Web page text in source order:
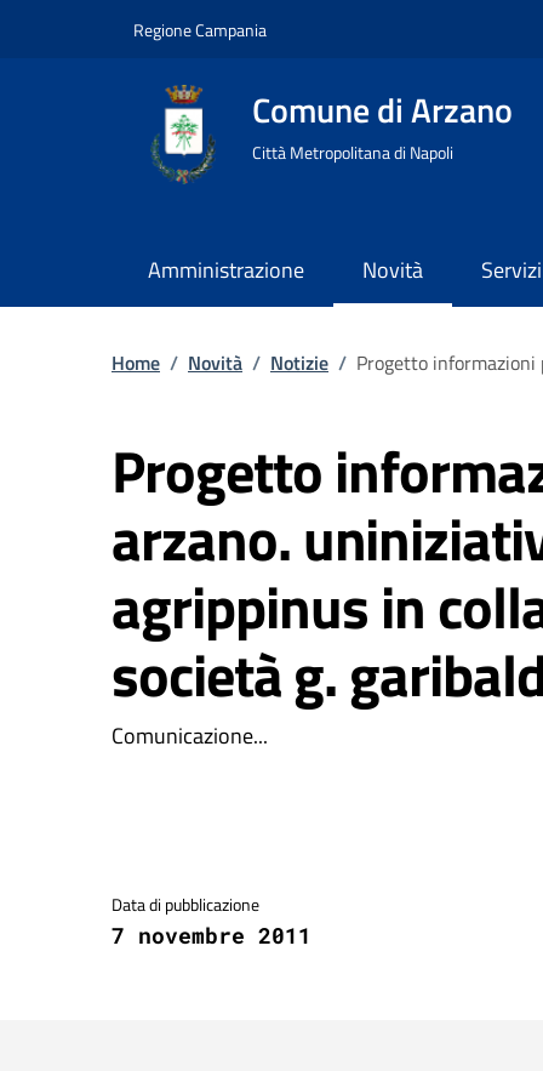
Regione Campania
Comune di Arzano
Città Metropolitana di Napoli
Amministrazione Novità Servizi
Home / Novità / Notizie / Progetto informazioni
Progetto
arzano.
agrippinus in
società g.
Comunicazione...
Data di pubblicazione
7 novembre 2011